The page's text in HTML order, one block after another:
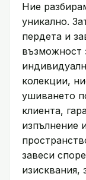
Ние
уникално.
пердета и
възможност
колекции,
ушиването
клиента,
изпълнение
завеси
изисквания,